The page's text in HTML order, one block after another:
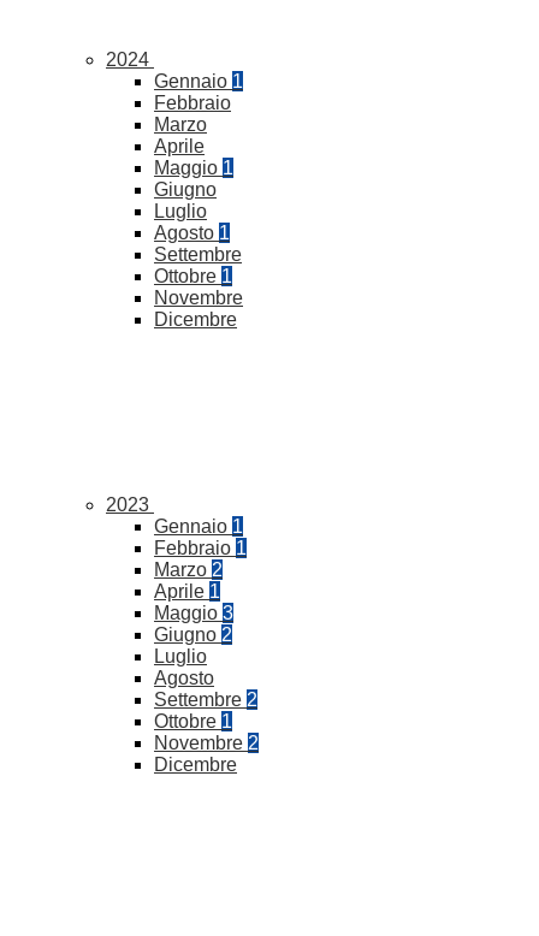
2024
Gennaio 1
Febbraio
Marzo
Aprile
Maggio 1
Giugno
Luglio
Agosto 1
Settembre
Ottobre 1
Novembre
Dicembre
2023
Gennaio 1
Febbraio 1
Marzo 2
Aprile 1
Maggio 3
Giugno 2
Luglio
Agosto
Settembre 2
Ottobre 1
Novembre 2
Dicembre